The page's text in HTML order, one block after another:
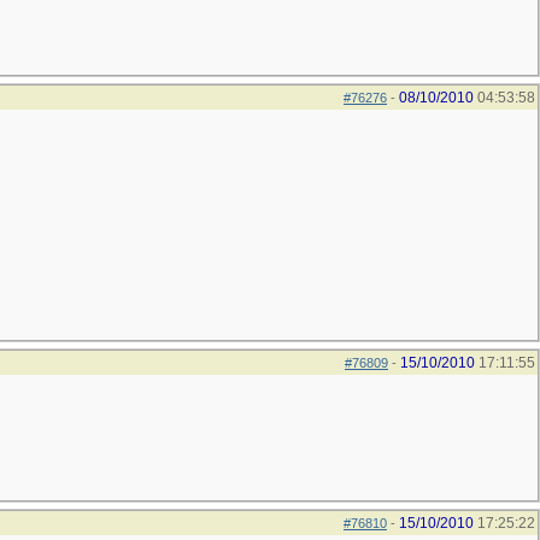
#76276 - 08/10/2010 04:53:58
#76809 - 15/10/2010 17:11:55
#76810 - 15/10/2010 17:25:22